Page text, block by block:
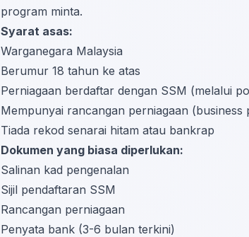
program minta.
Syarat asas:
Warganegara Malaysia
Berumur 18 tahun ke atas
Perniagaan berdaftar dengan SSM (melalui
Mempunyai rancangan perniagaan (business
Tiada rekod senarai hitam atau bankrap
Dokumen yang biasa diperlukan:
Salinan kad pengenalan
Sijil pendaftaran SSM
Rancangan perniagaan
Penyata bank (3-6 bulan terkini)